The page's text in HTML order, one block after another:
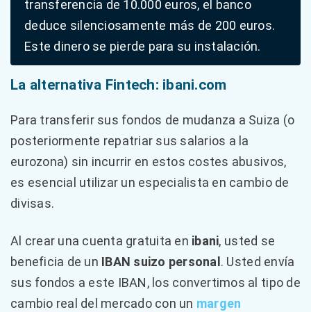
transferencia de 10.000 euros, el banco
deduce silenciosamente más de 200 euros.
Este dinero se pierde para su instalación.
La alternativa Fintech: ibani.com
Para transferir sus fondos de mudanza a Suiza (o
posteriormente repatriar sus salarios a la
eurozona) sin incurrir en estos costes abusivos,
es esencial utilizar un especialista en cambio de
divisas.
Al crear una cuenta gratuita en ibani, usted se
beneficia de un IBAN suizo personal . Usted envía
sus fondos a este IBAN, los convertimos al tipo de
cambio real del mercado con un margen